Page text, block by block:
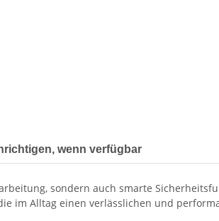
wenn verfügbar
sondern auch smarte
im Alltag einen verlässlichen und